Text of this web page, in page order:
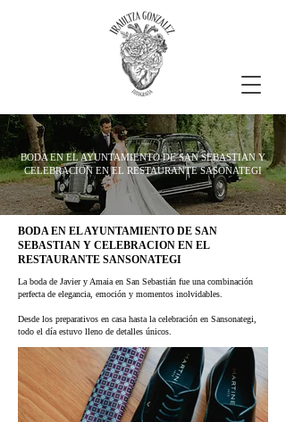
BODA EN EL AYUNTAMIENTO DE SAN SEBASTIAN Y
CELEBRACION EN EL RESTAURANTE SASONATEGI
BODA EN EL AYUNTAMIENTO DE SAN
SEBASTIAN Y CELEBRACION EN EL
RESTAURANTE SANSONATEGI
La boda de Javier y Amaia en San Sebastián fue una combinación
perfecta de elegancia, emoción y momentos inolvidables.
Desde los preparativos en casa hasta la celebración en Sansonategi,
todo el día estuvo lleno de detalles únicos.